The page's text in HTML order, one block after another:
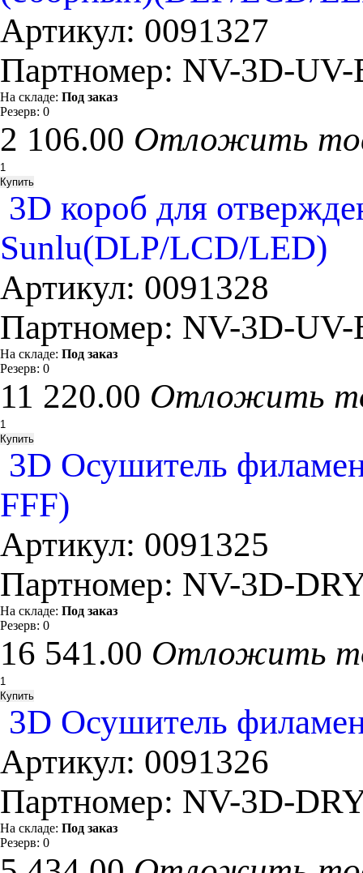
Артикул: 0091327
Партномер: NV-3D-
На складе: Под заказ
Резерв: 0
2 106.00 Отложить
3D короб для
Sunlu(DLP/LCD/LED)
Артикул: 0091328
Партномер: NV-3D-
На складе: Под заказ
Резерв: 0
11 220.00 Отложить
3D Осушитель
FFF)
Артикул: 0091325
Партномер: NV-3D-
На складе: Под заказ
Резерв: 0
16 541.00 Отложить
3D Осушитель
Артикул: 0091326
Партномер: NV-3D-
На складе: Под заказ
Резерв: 0